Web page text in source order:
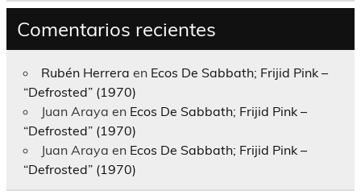
Comentarios recientes
Rubén Herrera en Ecos De Sabbath; Frijid Pink –
“Defrosted” (1970)
Juan Araya en Ecos De Sabbath; Frijid Pink –
“Defrosted” (1970)
Juan Araya en Ecos De Sabbath; Frijid Pink –
“Defrosted” (1970)